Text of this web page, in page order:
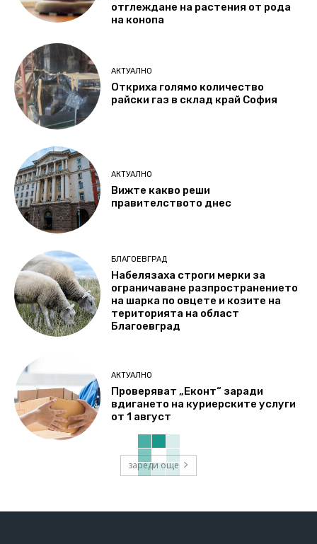
отглеждане на растения от рода
на конопа
АКТУАЛНО
Откриха голямо количество
райски газ в склад край София
АКТУАЛНО
Вижте какво реши
правителството днес
БЛАГОЕВГРАД
Набелязаха строги мерки за
ограничаване разпространението
на шарка по овцете и козите на
територията на област
Благоевград
АКТУАЛНО
Проверяват „Еконт“ заради
вдигането на куриерските услуги
от 1 август
зареди още